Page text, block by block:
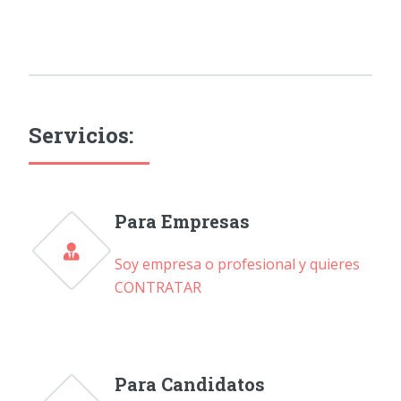
Servicios:
Para Empresas
Soy empresa o profesional y quieres
CONTRATAR
Para Candidatos